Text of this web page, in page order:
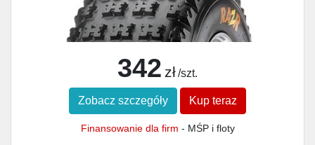
342 zł /szt.
Zobacz szczegóły Kup teraz
Finansowanie dla firm - MŚP i floty